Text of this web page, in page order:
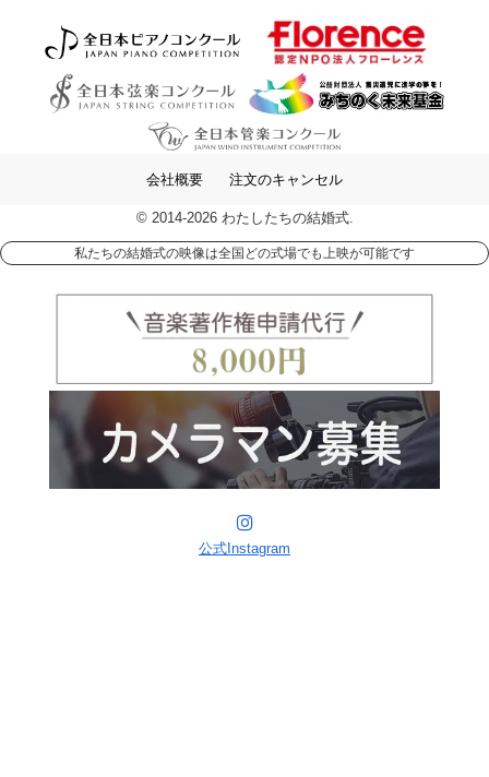
会社概要 注文のキャンセル
© 2014-2026 わたしたちの結婚式.
私たちの結婚式の映像は全国どの式場でも上映が可能です
公式Instagram